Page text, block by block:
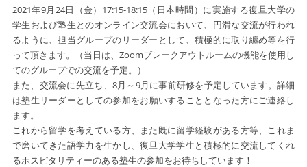
2021年9月24日（金）17:15-18:15（日本時間）に実施する復旦大学の
学生および塾生とのオンライン交流会において、円滑な交流が行われ
るように、担当グループのリーダーとして、積極的に取り纏め等を行
って頂きます。（当日は、Zoomブレークアウトルームの機能を使用し
てのグループでの交流を予定。）
また、交流会に先立ち、8月～9月に事前研修を予定しています。詳細
は塾生リーダーとしての参加をお願いすることとなった方にご連絡し
ます。
これから留学を考えている方、また既に留学経験がある方等、これま
で磨いてきた語学力を生かし、復旦大学学生と積極的に交流してくれ
るホスピタリティーのある塾生の参加をお待ちしています！